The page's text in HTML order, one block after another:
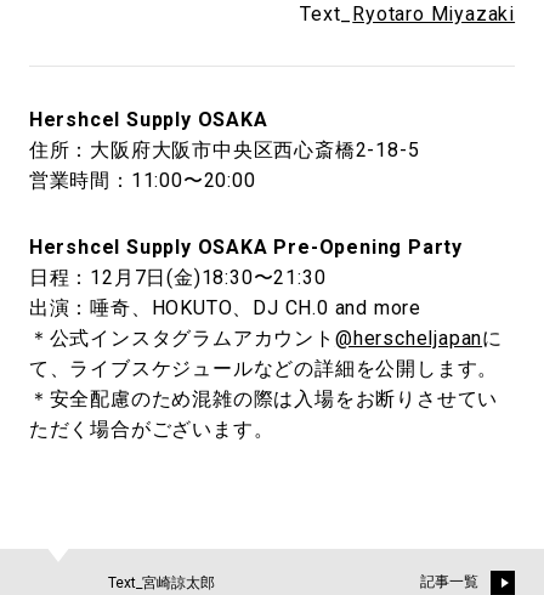
Text_ Ryotaro Miyazaki
Hershcel Supply OSAKA
住所：大阪府大阪市中央区西心斎橋2-18-5
営業時間：11:00〜20:00
Hershcel Supply OSAKA Pre-Opening Party
日程：12月7日(金)18:30〜21:30
出演：唾奇、HOKUTO、DJ CH.0 and more
＊公式インスタグラムアカウント @herscheljapanに
て、ライブスケジュールなどの詳細を公開します。
＊安全配慮のため混雑の際は入場をお断りさせてい
ただく場合がございます。
Text_宮崎諒太郎 記事一覧